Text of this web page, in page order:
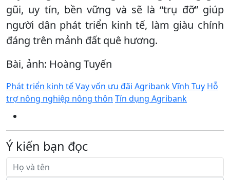
gũi, uy tín, bền vững và sẽ là “trụ đỡ” giúp
người dân phát triển kinh tế, làm giàu chính
đáng trên mảnh đất quê hương.
Bài, ảnh: Hoàng Tuyến
Phát triển kinh tếVay vốn ưu đãi Agribank Vĩnh Tuy Hỗ
trợ nông nghiệp nông thôn Tín dụng Agribank
Ý kiến bạn đọc